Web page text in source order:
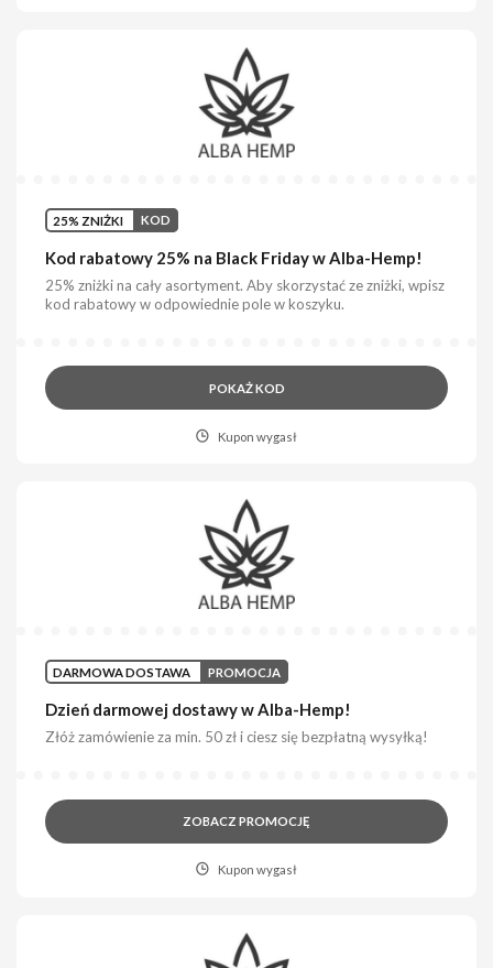
25% ZNIŻKI KOD
Kod rabatowy 25% na Black Friday w Alba-Hemp!
25% zniżki na cały asortyment. Aby skorzystać ze zniżki, wpisz
kod rabatowy w odpowiednie pole w koszyku.
POKAŻ KOD
Kupon wygasł
DARMOWA DOSTAWA PROMOCJA
Dzień darmowej dostawy w Alba-Hemp!
Złóż zamówienie za min. 50 zł i ciesz się bezpłatną wysyłką!
ZOBACZ PROMOCJĘ
Kupon wygasł